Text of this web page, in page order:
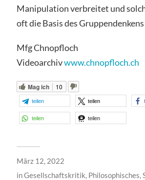
Manipulation verbreitet und
oft die Basis des
Mfg Chnopfloch
Videoarchivwww.chnopfloch.ch
Mag ich 10
teilen teilen
teilen teilen
März 12, 2022
inGesellschaftskritik, Philosophisches,